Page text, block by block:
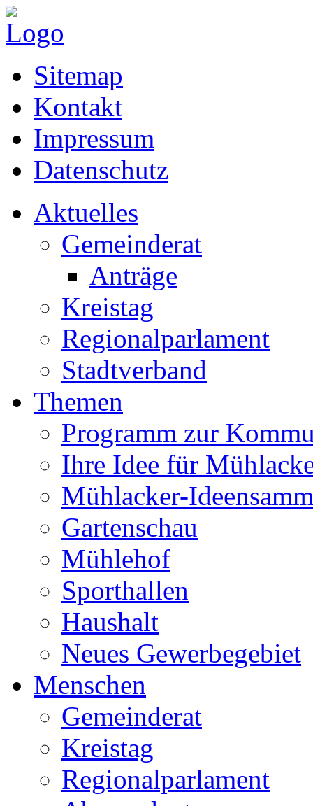
Sitemap
Kontakt
Impressum
Datenschutz
Aktuelles
Gemeinderat
Anträge
Kreistag
Regionalparlament
Stadtverband
Themen
Programm zur
Ihre Idee für
Mühlacker-
Gartenschau
Mühlehof
Sporthallen
Haushalt
Neues Gewerbegebiet
Menschen
Gemeinderat
Kreistag
Regionalparlament